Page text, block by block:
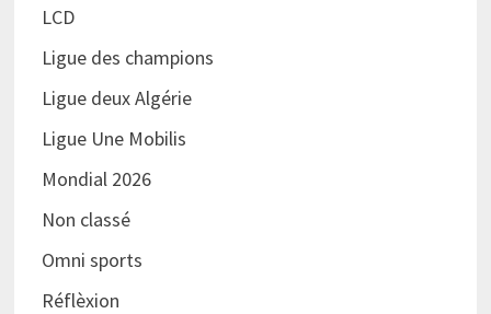
LCD
Ligue des champions
Ligue deux Algérie
Ligue Une Mobilis
Mondial 2026
Non classé
Omni sports
Réflèxion